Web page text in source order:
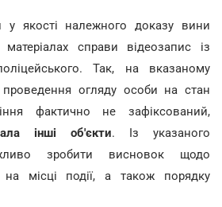
якості належного доказу вини
справи відеозапис із
Так, на вказаному
проведення огляду особи на стан
фактично не зафіксований,
інші об'єкти. Із указаного
зробити висновок щодо
на місці події, а також порядку